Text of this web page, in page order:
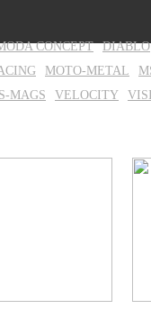
CONCEPT DIABLO
MOTO-METAL
MAGS VELOCITY